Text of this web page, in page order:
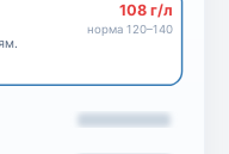
108 г/л
норма 120–140